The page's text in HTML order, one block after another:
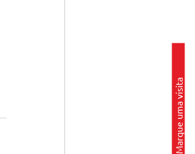
Marque uma visita